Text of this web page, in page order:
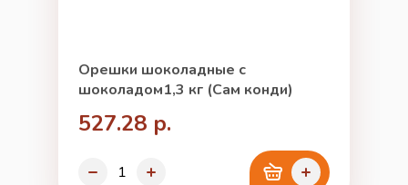
Орешки шоколадные с
шоколадом1,3 кг (Сам конди)
527.28 р.